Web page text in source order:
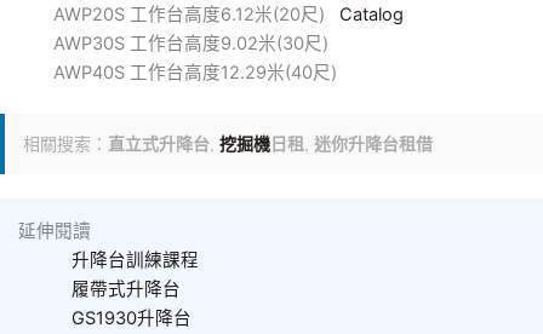
AWP20S 工作台高度6.12米(20尺) Catalog
AWP30S 工作台高度9.02米(30尺)
AWP40S 工作台高度12.29米(40尺)
相關搜索： 直立式升降台 挖掘機 日租 迷你升降台租借
延伸閱讀
升降台訓練課程
履帶式升降台
GS1930升降台